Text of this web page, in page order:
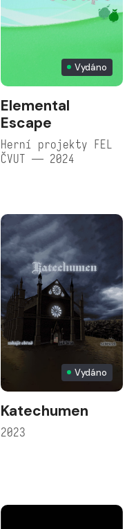
Vydáno
Elemental
Escape
Herní projekty FEL
ČVUT — 2024
Vydáno
Katechumen
2023